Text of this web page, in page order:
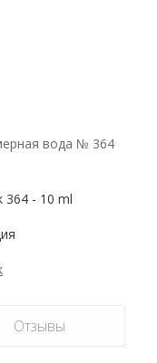
вода № 364
364 - 10 ml
Отзывы